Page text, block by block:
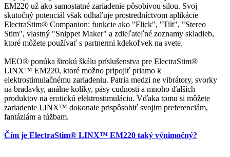
EM220 už ako samostatné zariadenie pôsobivou silou. Svoj
skutočný potenciál však odhaľuje prostredníctvom aplikácie
ElectraStim® Companion: funkcie ako "Flick", "Tilt", "Stereo
Stim", vlastný "Snippet Maker" a zdieľateľné zoznamy skladieb,
ktoré môžete používať s partnermi kdekoľvek na svete.
MEO® ponúka širokú škálu príslušenstva pre ElectraStim®
LINX™ EM220, ktoré možno pripojiť priamo k
elektrostimulačnému zariadeniu. Patria medzi ne vibrátory, svorky
na bradavky, análne kolíky, pásy cudnosti a mnoho ďalších
produktov na erotickú elektrostimuláciu. Vďaka tomu si môžete
zariadenie LINX™ dokonale prispôsobiť svojim preferenciám,
fantáziám a túžbam.
Čím je ElectraStim® LINX™ EM220 taký výnimočný?